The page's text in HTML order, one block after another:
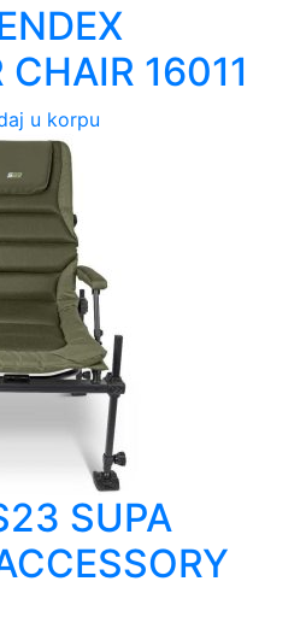
16011
u korpu
SUPA